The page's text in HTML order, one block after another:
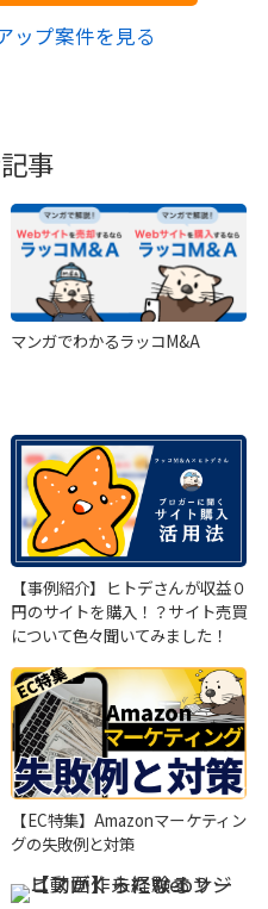
ップ案件を見る
事
マンガでわかるラッコM&A
【事例紹介】ヒトデさんが収益０
円のサイトを購入！？サイト売買
について色々聞いてみました！
【EC特集】Amazonマーケティン
グの失敗例と対策